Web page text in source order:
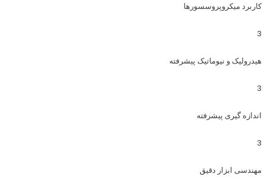
کاربرد میکروپروسسورها
3
هیدرولیک و نیوماتیک پیشرفته
3
اندازه گیری پیشرفته
3
مهندسی ابزار دقیق